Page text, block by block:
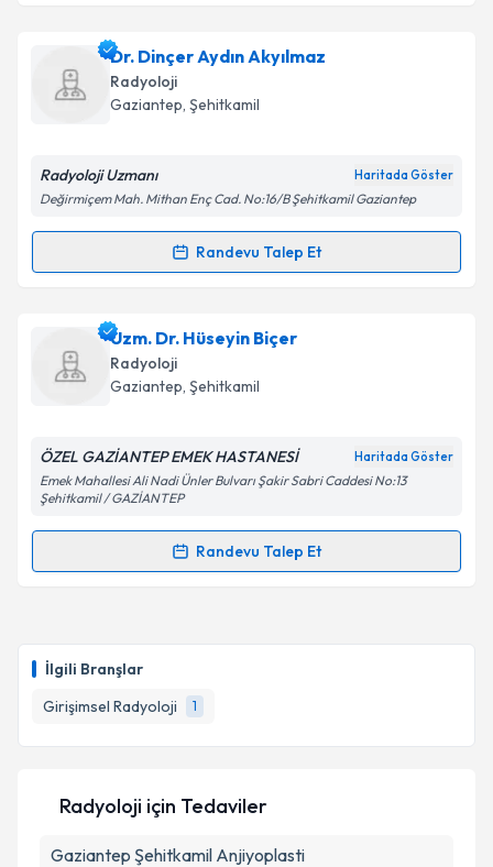
İlgili Branşlar
Girişimsel Radyoloji
1
Takvim Talebini Gönder
Uzm. Dr. Sinan Ülgeniçin randevu takvimi talebi
oluşturun. Size bu uzmandan randevu almanız için bir
takvim hazırlandığında e-posta ile bilgilendireceğiz.
Kişisel verilerimin işlenmesine ilişkin
Metni'ni okudum ve kişisel verilerimin belirtilen
Takvim Talebini Gönder
Dr. Dinçer Aydın Akyılmaz
Radyoloji
Gaziantep, Şehitkamil
Radyoloji Uzmanı Haritada Göster
Değirmiçem Mah. Mithan Enç Cad. No:16/B Şehitkamil Gaziantep
Randevu Talep Et
Randevu Takvimi Talebi
Dr. Dinçer Aydın Akyılmaziçin randevu takvimi
talebi oluşturun. Size bu uzmandan randevu almanız
için bir takvim hazırlandığında e-posta ile
bilgilendireceğiz.
E-posta Adresiniz
Kişisel verilerimin işlenmesine ilişkin
Metni'ni okudum ve kişisel verilerimin belirtilen
Uzm. Dr. Hüseyin Biçer
Radyoloji
Gaziantep, Şehitkamil
ÖZEL GAZİANTEP EMEK HASTANESİ Haritada Göster
Emek Mahallesi Ali Nadi Ünler Bulvarı Şakir Sabri Caddesi No:13
Şehitkamil / GAZİANTEP
Randevu Talep Et
Randevu Takvimi Talebi
takvim hazırlandığında e-posta ile bilgilendireceğiz.
E-posta Adresiniz
Metni'ni okudum ve kişisel verilerimin belirtilen
Radyoloji için Tedaviler
Gaziantep Şehitkamil Anjiyoplasti